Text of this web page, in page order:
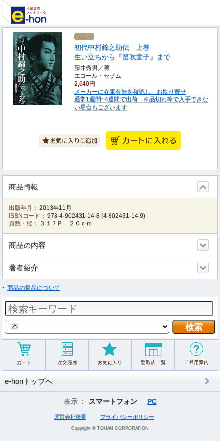
初代中村錦之助伝 上巻
生い立ちから『笛吹童子』まで
藤井秀男／著
エコール・セザム
2,640円
メーカーに在庫有無を確認し、お取り寄せ
通常1週間~4週間で出荷 ※品切れ等で入手できな
い場合もございます
商品情報
出版年月： 2013年11月
ISBNコード： 978-4-902431-14-8 (4-902431-14-9)
頁数・縦：
３１７Ｐ ２０ｃｍ
商品の内容
著者紹介
商品の返品について
e-honトップへ
表示 ： スマートフォン PC
運営会社概要 プライバシーポリシー
Copyright © TOHAN CORPORATION